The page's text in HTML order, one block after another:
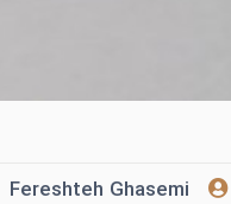
Fereshteh Ghasemi